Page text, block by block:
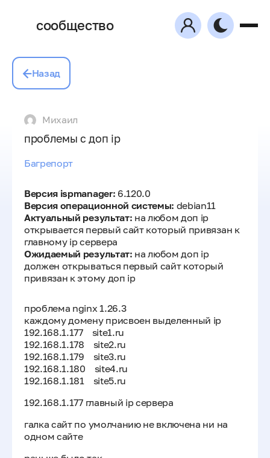
сообщество
Назад
Михаил
Багрепорт
проблемы с доп ip
Версия ispmanager: 6.120.0
Версия операционной системы: debian11
Актуальный результат: на любом доп ip
открывается первый сайт который привязан к
главному ip сервера
Ожидаемый результат: на любом доп ip
должен открываться первый сайт который
привязан к этому доп ip
проблема nginx 1.26.3
каждому домену присвоен выделенный ip
192.168.1.177 site1.ru
192.168.1.178 site2.ru
192.168.1.179 site3.ru
192.168.1.180 site4.ru
192.168.1.181 site5.ru
192.168.1.177 главный ip сервера
галка сайт по умолчанию не включена ни на
одном сайте